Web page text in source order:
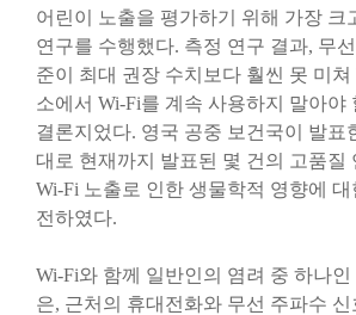
어린이 노출을 평가하기 위해 가장 크
연구를 수행했다. 측정 연구 결과, 무
준이 최대 권장 수치보다 훨씬 못 미
소에서 Wi-Fi를 계속 사용하지 말아야
결론지었다. 영국 공중 보건국이 발표
대로 현재까지 발표된 몇 건의 고품질
Wi-Fi 노출로 인한 생물학적 영향에
전하였다.
Wi-Fi와 함께 일반인의 염려 중 하나
은, 근처의 휴대전화와 무선 주파수